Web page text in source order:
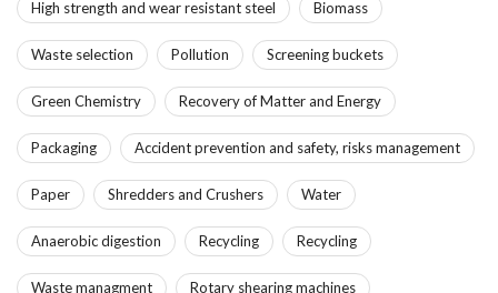
High strength and wear resistant steel Biomass
Waste selection Pollution Screening buckets
Green Chemistry Recovery of Matter and Energy
Packaging Accident prevention and safety, risks management
Paper Shredders and Crushers Water
Anaerobic digestion Recycling Recycling
Waste managment Rotary shearing machines